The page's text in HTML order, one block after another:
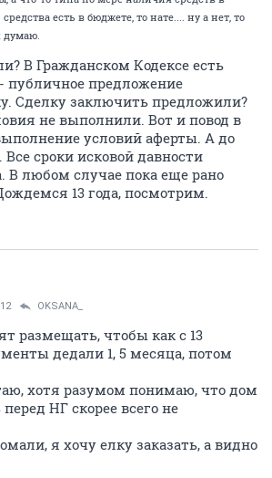
есть в бюджете, то нате.... ну а нет, то
думаю.
В Гражданском Кодексе есть
публичное предложение
Сделку заключить предложили?
не выполнили. Вот и повод в
условий аферты. А до
Все сроки исковой давности
В любом случае пока еще рано
13 года, посмотрим.
OKSANA_
размещать, чтобы как с 13
дедали 1, 5 месяца, потом
хотя разумом понимаю, что дом
НГ скорее всего не
я хочу елку заказать, а видно